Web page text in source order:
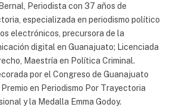
Periodista con 37 años de
especializada en periodismo político
electrónicos, precursora de la
digital en Guanajuato; Licenciada
Maestría en Política Criminal.
por el Congreso de Guanajuato
en Periodismo Por Trayectoria
y la Medalla Emma Godoy.